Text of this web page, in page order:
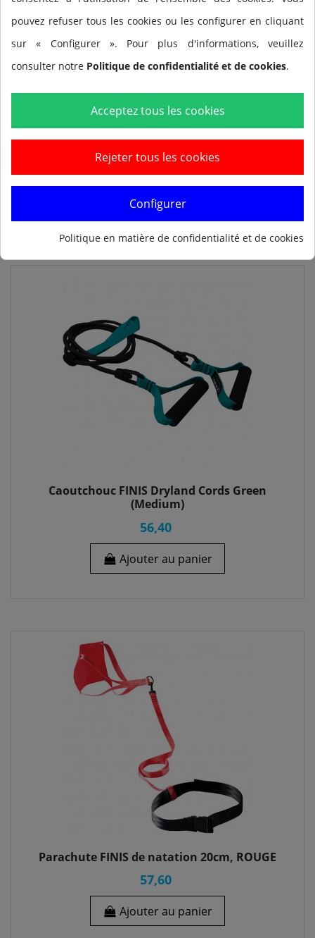
Caoutchouc FINIS Dryland Cords Amarillo
(Light)
52,80
Caoutchouc FINIS Dryland Cords Green
(Medium)
56,40
Ajouter au panier
Parachute FINIS de natation 20cm, ROUGE
57,60
Ajouter au panier
pouvez refuser tous les cookies ou les configurer en cliquant
sur « Configurer ». Pour plus d'informations, veuillez
consulter notre Politique de confidentialité et de cookies.
Acceptez tous les cookies
Rejeter tous les cookies
Configurer
Politique en matière de confidentialité et de cookies